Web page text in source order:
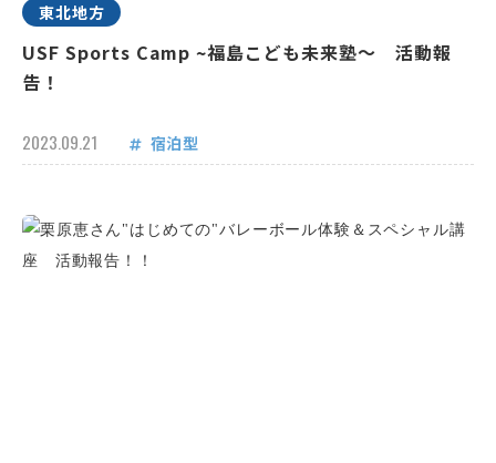
東北地方
USF Sports Camp ~福島こども未来塾～ 活動報
告！
2023.09.21 宿泊型